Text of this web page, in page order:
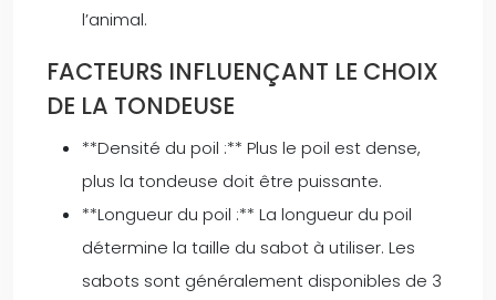
l’animal.
FACTEURS INFLUENÇANT LE CHOIX
DE LA TONDEUSE
**Densité du poil :** Plus le poil est dense,
plus la tondeuse doit être puissante.
**Longueur du poil :** La longueur du poil
détermine la taille du sabot à utiliser. Les
sabots sont généralement disponibles de 3